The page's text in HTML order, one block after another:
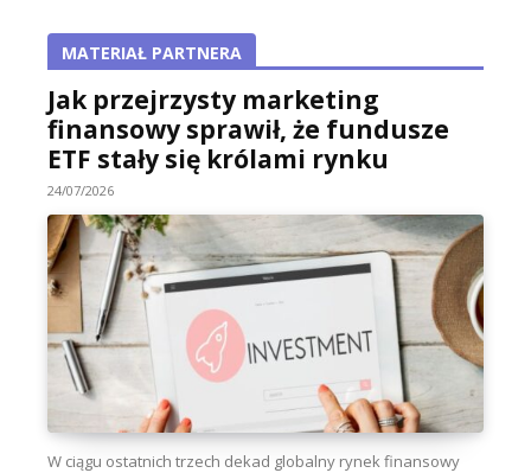
MATERIAŁ PARTNERA
Jak przejrzysty marketing
finansowy sprawił, że fundusze
ETF stały się królami rynku
24/07/2026
W ciągu ostatnich trzech dekad globalny rynek finansowy